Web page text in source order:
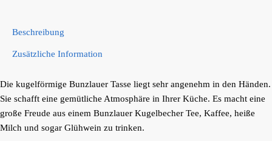
Beschreibung
Zusätzliche Information
Die kugelförmige Bunzlauer Tasse liegt sehr angenehm in den Händen.
Sie schafft eine gemütliche Atmosphäre in Ihrer Küche. Es macht eine
große Freude aus einem Bunzlauer Kugelbecher Tee, Kaffee, heiße
Milch und sogar Glühwein zu trinken.